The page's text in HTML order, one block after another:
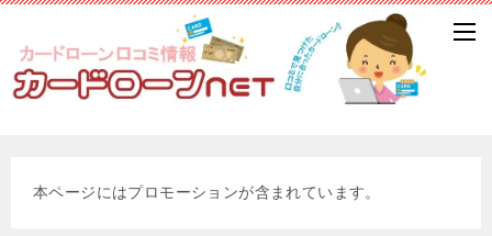
本ページにはプロモーションが含まれています。